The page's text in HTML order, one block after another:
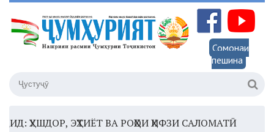
Сомонаи
пешина
ЭҲТИЁТ ВА РОҲҲОИ ҲИФЗИ САЛОМАТӢ16:35